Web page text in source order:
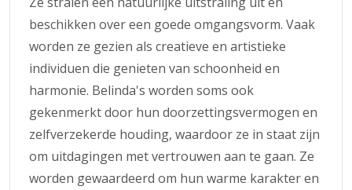
beschikken over een goede omgangsvorm. Vaak
worden ze gezien als creatieve en artistieke
individuen die genieten van schoonheid en
harmonie. Belinda's worden soms ook
gekenmerkt door hun doorzettingsvermogen en
zelfverzekerde houding, waardoor ze in staat zijn
om uitdagingen met vertrouwen aan te gaan. Ze
worden gewaardeerd om hun warme karakter en